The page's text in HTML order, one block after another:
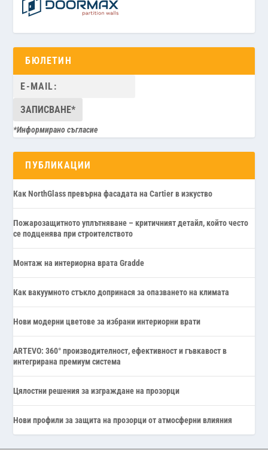
БЮЛЕТИН
*Информирано съгласие
ПУБЛИКАЦИИ
Как NorthGlass превърна фасадата на Cartier в изкуство
Пожарозащитното уплътняване – критичният детайл, който често
се подценява при строителството
Монтаж на интериорна врата Gradde
Как вакуумното стъкло допринася за опазването на климата
Нови модерни цветове за избрани интериорни врати
ARTEVO: 360° производителност, ефективност и гъвкавост в
интегрирана премиум система
Цялостни решения за изграждане на прозорци
Нови профили за защита на прозорци от атмосферни влияния